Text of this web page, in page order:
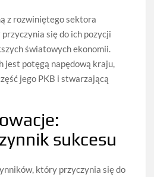
z rozwiniętego sektora
się do ich pozycji
światowych ekonomii.
jest potęgą napędową kraju,
jego PKB i stwarzającą
sukcesu
który przyczynia się do